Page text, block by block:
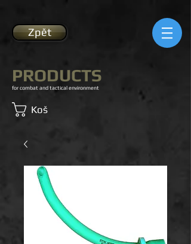
Zpět
PRODUCTS
for combat and tactical environment
Koš